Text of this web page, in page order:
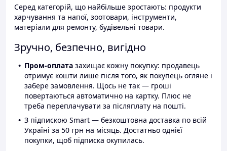
Серед категорій, що найбільше зростають: продукти
харчування та напої, зоотовари, інструменти,
матеріали для ремонту, будівельні товари.
Зручно, безпечно, вигідно
Пром-оплата захищає кожну покупку: продавець
отримує кошти лише після того, як покупець огляне і
забере замовлення. Щось не так — гроші
повертаються автоматично на картку. Плюс не
треба переплачувати за післяплату на пошті.
З підпискою Smart — безкоштовна доставка по всій
Україні за 50 грн на місяць. Достатньо однієї
покупки, щоб підписка окупилась.